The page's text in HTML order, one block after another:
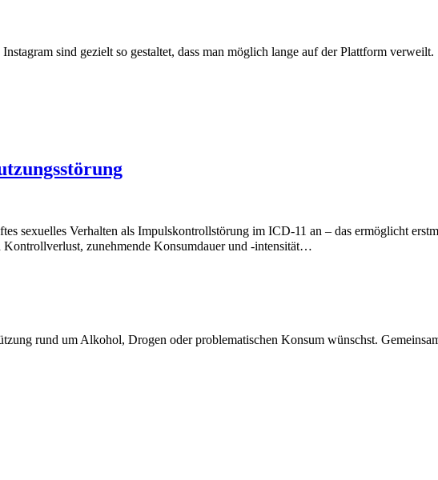
sind gezielt so gestaltet, dass man möglich lange auf der Plattform
sexuelles Verhalten als Impulskontrollstörung im ICD-11 an – das ermöglicht
zunehmende Konsumdauer und -intensität…
rund um Alkohol, Drogen oder problematischen Konsum wünschst.